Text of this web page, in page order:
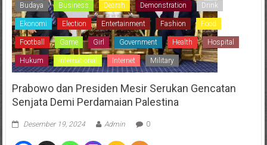
Budaya Business Dearah Demonstration Drink
Ekonomi Election Entertainment Fashion Food
Football Game Girl Government Health Hospital
Hukum International Internet Military
Prabowo dan Presiden Mesir Serukan Gencatan
Senjata Demi Perdamaian Palestina
Desember 19, 2024 Admin 0